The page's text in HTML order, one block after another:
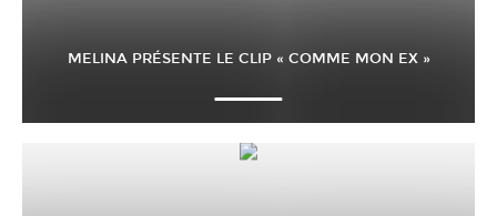
MELINA PRÉSENTE LE CLIP « COMME MON EX »